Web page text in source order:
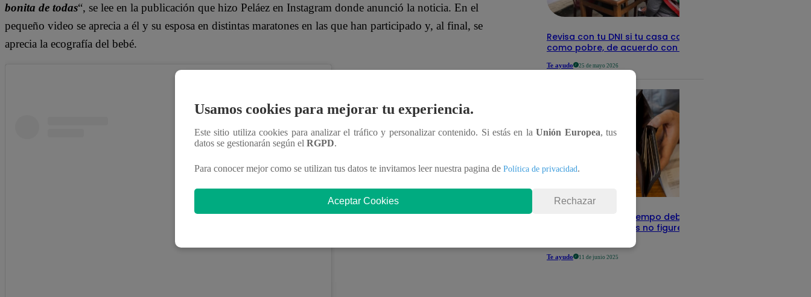
bonita de todas“, se lee en la publicación que hizo Peláez en Instagram donde anunció la noticia. En el
pequeño video se aprecia a él y su esposa en distintas maratones en las que han participado y, al final, se
aprecia la ecografía del bebé.
Revisa con tu DNI si tu casa califica
como pobre, de acuerdo con el Sisfoh
Te ayudo 25 de mayo 2026
Infocorp: ¿Cuánto tiempo debe pasar
para que tus deudas no figuren en su
Te ayudo 11 de junio 2025
Usamos cookies para mejorar tu experiencia.
Este sitio utiliza cookies para analizar el tráfico y personalizar contenido. Si estás en laUnión Europea, tus
datos se gestionarán según el RGPD.
Para conocer mejor como se utilizan tus datos te invitamos leer nuestra pagina de Política de privacidad.
Aceptar Cookies Rechazar